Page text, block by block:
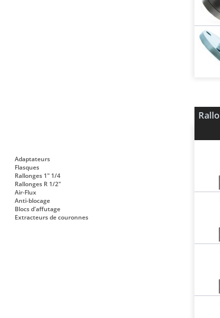
Adaptateurs
Flasques
Rallonges 1" 1/4
Rallonges R 1/2"
Air-Flux
Anti-blocage
Blocs d'affutage
Extracteurs de couronnes